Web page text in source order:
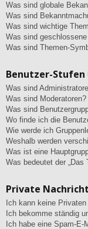
Was sind globale
Was sind
Was sind wichtige
Was sind
Was sind Themen-
Benutzer-Stufen
Was sind
Was sind Moderatoren?
Was sind
Wo finde ich die
Wie werde ich
Weshalb werden
Was ist eine
Was bedeutet der „Das
Private
Ich kann keine
Ich bekomme ständig
Ich habe eine Spam-